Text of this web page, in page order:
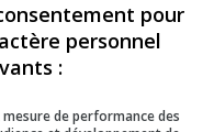
le
pour
personnel
:
de performance des